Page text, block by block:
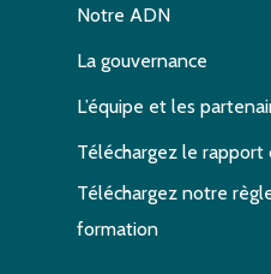
Notre ADN
La gouvernance
L’équipe et les
Téléchargez le
Téléchargez notre
formation